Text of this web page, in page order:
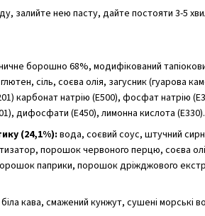
залийте нею пасту, дайте постояти 3-5
борошно 68%, модифікований
сіль, соєва олія, загусник (гуарова
карбонат натрію (E500), фосфат натрію
дифосфати (E450), лимонна кислота (E330).
(24,1%): вода, соєвий соус, штучний
порошок червоного перцю, соєва
паприки, порошок дріжджового
біла кава, смажений кунжут, сушені морські